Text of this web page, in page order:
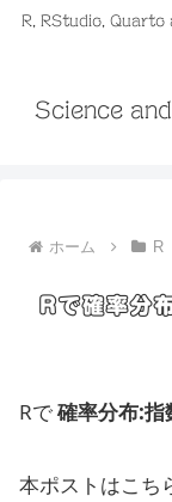
R, RStudio, Quarto
Science
ホーム R
Rで確率分
Rで確率分布:指
本ポストはこち